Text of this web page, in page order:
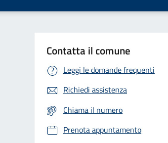
Contatta il comune
Leggi le domande frequenti
Richiedi assistenza
Chiama il numero
Prenota appuntamento